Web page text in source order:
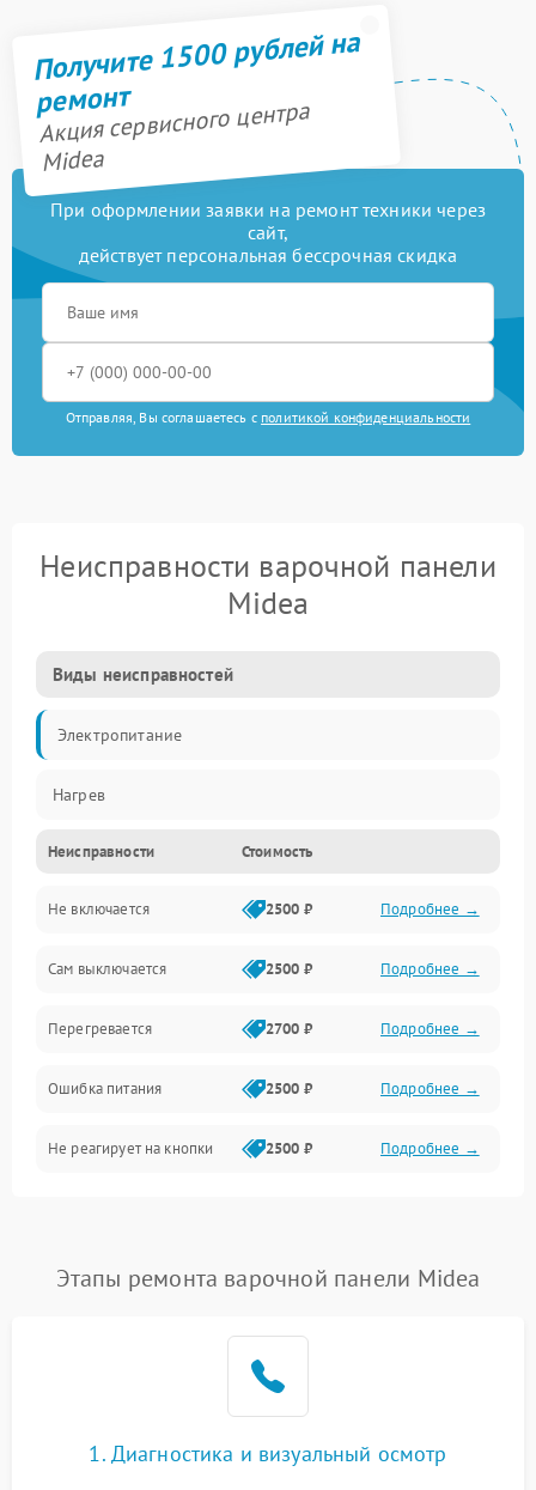
Получите 1500 рублей на
ремонт
Акция сервисного центра
Midea
При оформлении заявки на ремонт техники через
сайт,
действует персональная бессрочная скидка
Отправляя, Вы соглашаетесь с политикой конфиденциальности
Неисправности варочной панели
Midea
Виды неисправностей
Электропитание
Нагрев
Неисправности Стоимость
Не включается 2500 ₽ Подробнее →
Сам выключается 2500 ₽ Подробнее →
Перегревается 2700 ₽ Подробнее →
Ошибка питания 2500 ₽ Подробнее →
Не реагирует на кнопки 2500 ₽ Подробнее →
Этапы ремонта варочной панели Midea
1. Диагностика и визуальный осмотр